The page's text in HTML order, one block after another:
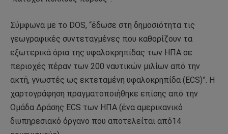
Σύμφωνα με το DOS, “έδωσε στη δημοσιότητα τις
γεωγραφικές συντεταγμένες που καθορίζουν τα
εξωτερικά όρια της υφαλοκρηπίδας των ΗΠΑ σε
περιοχές πέραν των 200 ναυτικών μιλίων από την
ακτή, γνωστές ως εκτεταμένη υφαλοκρηπίδα (ECS)”. Η
χαρτογράφηση πραγματοποιήθηκε επίσης από την
Ομάδα Δράσης ECS των ΗΠΑ (ένα αμερικανικό
διυπηρεσιακό όργανο που αποτελείται από14